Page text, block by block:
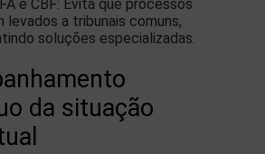
e CBF: Evita que processos
levados a tribunais comuns,
soluções especializadas.
da situação